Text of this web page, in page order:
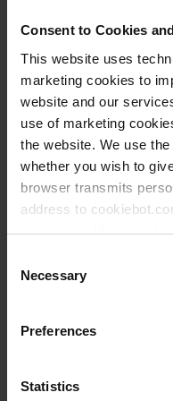
Consent to Cookies
This website uses
marketing cookies to
website and our
use of marketing
the website. We use
whether you wish to
browser transmits
address to
anonymized but not
follow your cookie
privacy level in the
standards, and it
access your data on US
For more information
Selection
Necessary
Preferences
Statistics